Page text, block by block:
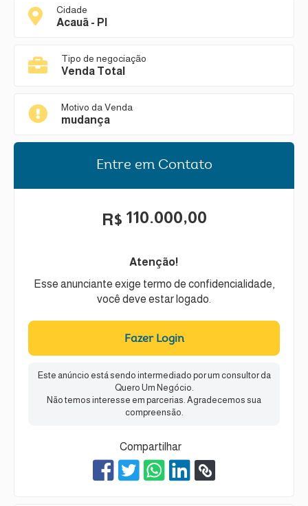
Cidade
Acauã - PI
Tipo de negociação
Venda Total
Motivo da Venda
mudança
Entre em Contato
R$ 110.000,00
Atenção!
Esse anunciante exige termo de confidencialidade,
você deve estar logado.
Fazer Login
Este anúncio está sendo intermediado por um consultor da
Quero Um Negócio.
Não temos interesse em parcerias. Agradecemos sua
compreensão.
Compartilhar